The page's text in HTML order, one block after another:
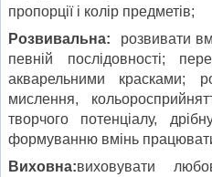
пропорції і колір предметів;
Розвивальна: розвивати
певній послідовності;
акварельними красками;
мислення,
творчого потенціалу,
формуванню вмінь працювати
Виховна:виховувати